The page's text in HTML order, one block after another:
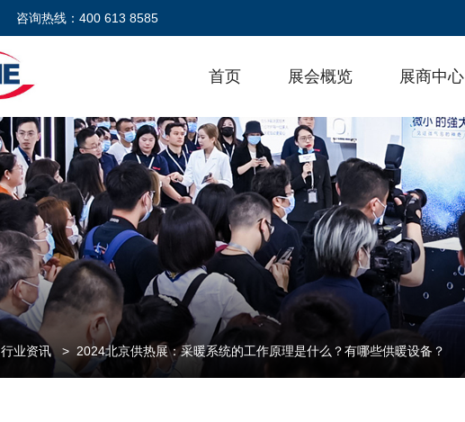
咨询热线：400 613 8585
首页 展会概览 展商中心
行业资讯> 2024北京供热展：采暖系统的工作原理是什么？有哪些供暖设备？